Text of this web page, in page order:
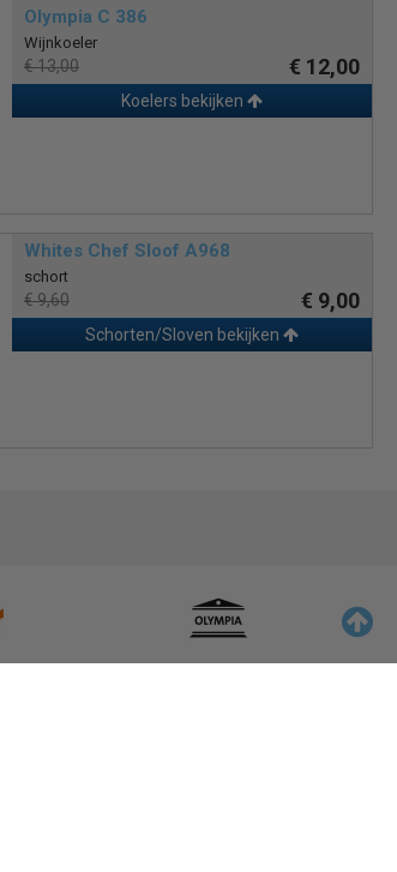
Olympia C 386
Wijnkoeler
€ 13,00 € 12,00
Koelers bekijken
Whites Chef Sloof A968
schort
€ 9,60 € 9,00
Schorten/Sloven bekijken